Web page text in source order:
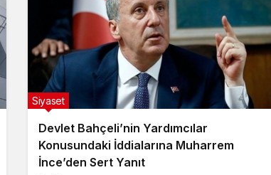
Devlet Bahçeli’nin Yardımcılar
Konusundaki İddialarına Muharrem
İnce’den Sert Yanıt
Siyaset